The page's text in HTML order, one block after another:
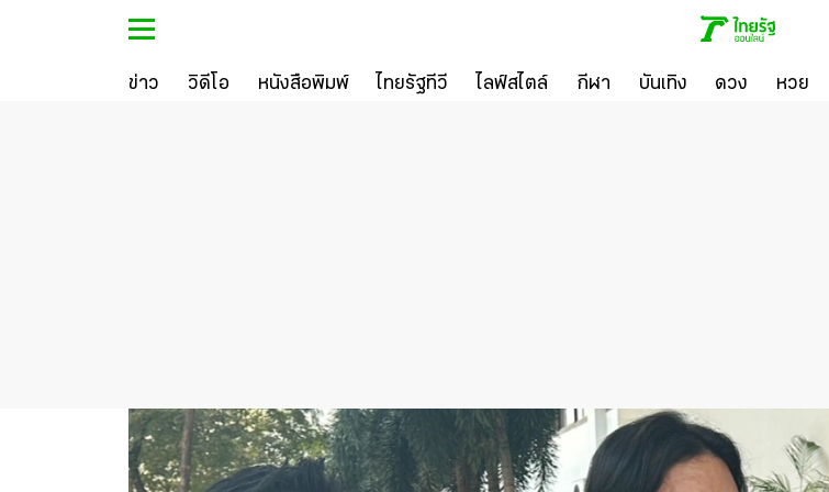
ข่าว วิดีโอ หนังสือพิมพ์ ไทยรัฐทีวี ไลฟ์สไตล์ กีฬา บันเทิง ดวง หวย